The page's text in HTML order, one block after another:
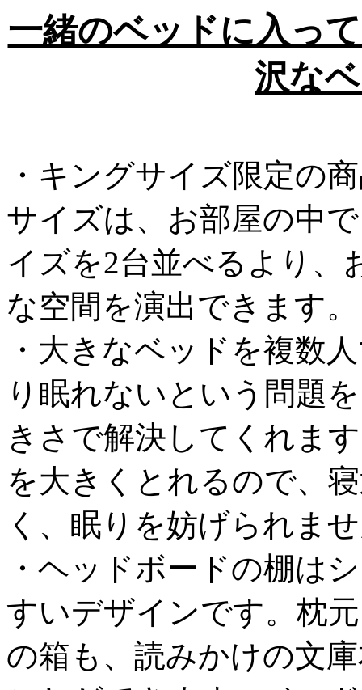
一緒のベッドに入っ
沢な
・キングサイズ限定の
サイズは、お部屋の中
イズを2台並べるより、
な空間を演出できます。
・大きなベッドを複数
り眠れないという問題
きさで解決してくれま
を大きくとれるので、
く、眠りを妨げられま
・ヘッドボードの棚は
すいデザインです。枕
の箱も、読みかけの文